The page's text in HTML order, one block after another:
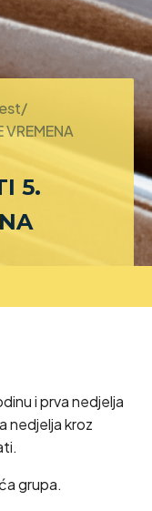
VREMENA
5.
i prva nedjelja
nedjelja kroz
grupa.